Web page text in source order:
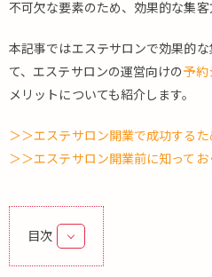
不可欠な要素のため、効果的な集客
本記事ではエステサロンで効果的
て、エステサロンの運営向けの予約
メリットについても紹介します。
＞＞エステサロン開業で成功する
＞＞エステサロン開業前に知って
目次
1.